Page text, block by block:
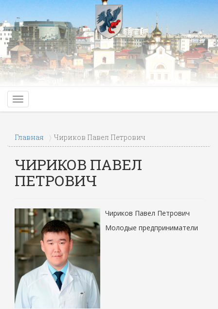
Главная Чириков Павел Петрович
ЧИРИКОВ ПАВЕЛ
ПЕТРОВИЧ
Чириков Павел Петрович
Молодые предприниматели